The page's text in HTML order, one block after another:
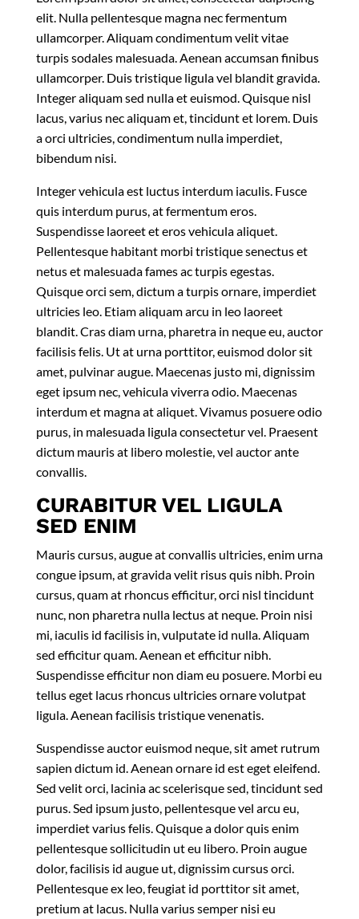
elit. Nulla pellentesque magna nec fermentum
ullamcorper. Aliquam condimentum velit vitae
turpis sodales malesuada. Aenean accumsan finibus
ullamcorper. Duis tristique ligula vel blandit gravida.
Integer aliquam sed nulla et euismod. Quisque nisl
lacus, varius nec aliquam et, tincidunt et lorem. Duis
a orci ultricies, condimentum nulla imperdiet,
bibendum nisi.
Integer vehicula est luctus interdum iaculis. Fusce
quis interdum purus, at fermentum eros.
Suspendisse laoreet et eros vehicula aliquet.
Pellentesque habitant morbi tristique senectus et
netus et malesuada fames ac turpis egestas.
Quisque orci sem, dictum a turpis ornare, imperdiet
ultricies leo. Etiam aliquam arcu in leo laoreet
blandit. Cras diam urna, pharetra in neque eu, auctor
facilisis felis. Ut at urna porttitor, euismod dolor sit
amet, pulvinar augue. Maecenas justo mi, dignissim
eget ipsum nec, vehicula viverra odio. Maecenas
interdum et magna at aliquet. Vivamus posuere odio
purus, in malesuada ligula consectetur vel. Praesent
dictum mauris at libero molestie, vel auctor ante
convallis.
CURABITUR VEL LIGULA
SED ENIM
Mauris cursus, augue at convallis ultricies, enim urna
congue ipsum, at gravida velit risus quis nibh. Proin
cursus, quam at rhoncus efficitur, orci nisl tincidunt
nunc, non pharetra nulla lectus at neque. Proin nisi
mi, iaculis id facilisis in, vulputate id nulla. Aliquam
sed efficitur quam. Aenean et efficitur nibh.
Suspendisse efficitur non diam eu posuere. Morbi eu
tellus eget lacus rhoncus ultricies ornare volutpat
ligula. Aenean facilisis tristique venenatis.
Suspendisse auctor euismod neque, sit amet rutrum
sapien dictum id. Aenean ornare id est eget eleifend.
Sed velit orci, lacinia ac scelerisque sed, tincidunt sed
purus. Sed ipsum justo, pellentesque vel arcu eu,
imperdiet varius felis. Quisque a dolor quis enim
pellentesque sollicitudin ut eu libero. Proin augue
dolor, facilisis id augue ut, dignissim cursus orci.
Pellentesque ex leo, feugiat id porttitor sit amet,
pretium at lacus. Nulla varius semper nisi eu